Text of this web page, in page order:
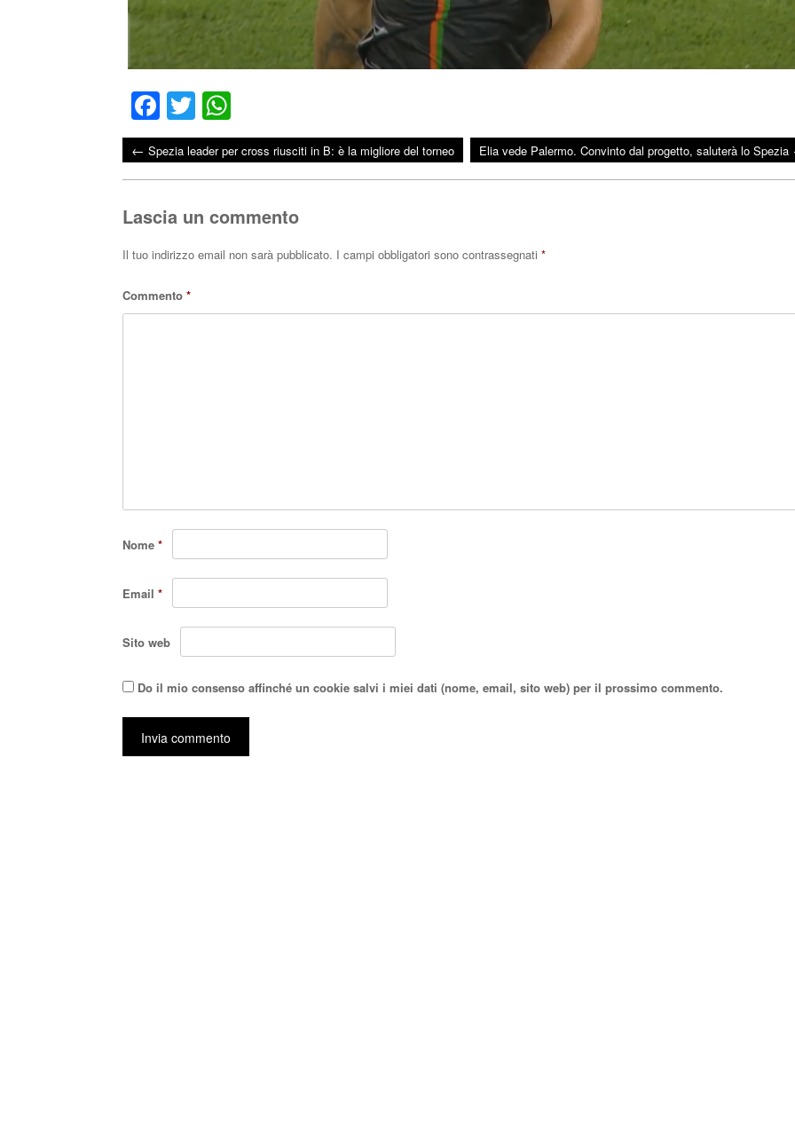
Fa
ce
bo
ok
T
wi
tte
r
ha
ts
A
pp
Post navigation
← Spezia leader per cross riusciti in B: è la migliore del torneo Elia vede Palermo. Convinto dal progetto, saluterà lo Spezia
Lascia un commento
Il tuo indirizzo email non sarà pubblicato. I campi obbligatori sono contrassegnati *
Commento *
Nome *
Email *
Sito web
Do il mio consenso affinché un cookie salvi i miei dati (nome, email, sito web) per il prossimo commento.